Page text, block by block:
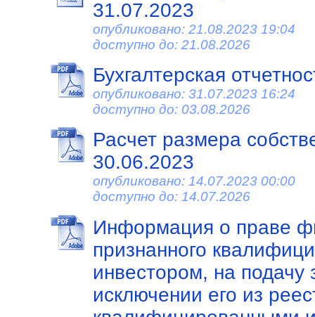
31.07.2023
опубликовано: 21.08.2023 19:04
доступно до: 21.08.2026
Бухгалтерская
опубликовано: 31.07.2023 16:24
доступно до: 03.08.2026
Расчет размера
30.06.2023
опубликовано: 14.07.2023 00:00
доступно до: 14.07.2026
Информация о праве
признанного
инвестором, на подачу
исключении его из